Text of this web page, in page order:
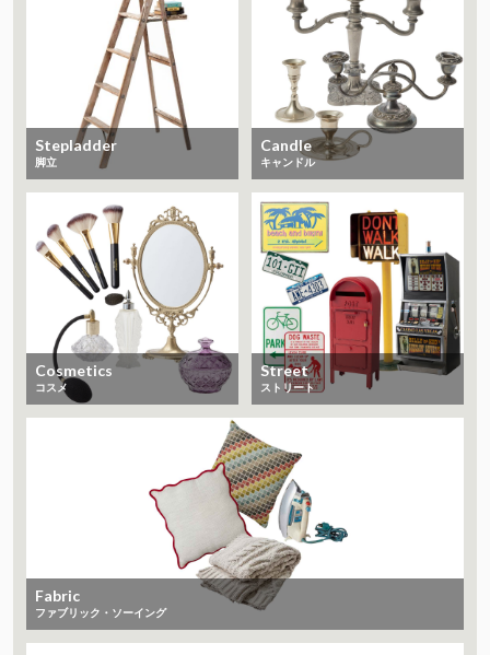
Stepladder
脚立
Candle
キャンドル
Cosmetics
コスメ
Street
ストリート
Fabric
ファブリック・ソーイング